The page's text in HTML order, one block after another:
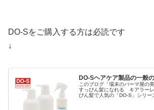
DO-Sをご購入する方は必読です
↓
DO-Sヘアケア製品の一般
このブログ「場末のパーマ屋の
すっぴん髪になれる キアラー
ぴん髪で人気の「DO-S」シリー